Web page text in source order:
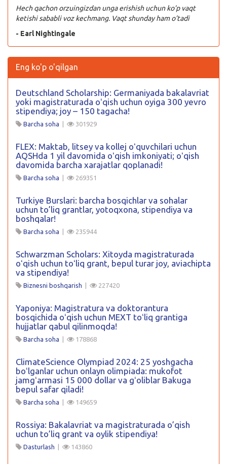
Hech qachon orzuingizdan unga erishish uchun ko’p vaqt
ketishi sababli voz kechmang. Vaqt shunday ham o’tadi
- Earl Nightingale
Eng ko'p o'qilgan
Deutschland Scholarship: Germaniyada bakalavriat
yoki magistraturada oʻqish uchun oyiga 300 yevro
stipendiya; joy – 150 tagacha!
Barcha soha | 301929
FLEX: Maktab, litsey va kollej oʻquvchilari uchun
AQSHda 1 yil davomida oʻqish imkoniyati; oʻqish
davomida barcha xarajatlar qoplanadi!
Barcha soha | 269351
Turkiye Burslari: barcha bosqichlar va sohalar
uchun to’liq grantlar, yotoqxona, stipendiya va
boshqalar!
Barcha soha | 235944
Schwarzman Scholars: Xitoyda magistraturada
oʻqish uchun toʻliq grant, bepul turar joy, aviachipta
va stipendiya!
Biznesni boshqarish | 227420
Yaponiya: Magistratura va doktorantura
bosqichida oʻqish uchun MEXT toʻliq grantiga
hujjatlar qabul qilinmoqda!
Barcha soha | 178868
ClimateScience Olympiad 2024: 25 yoshgacha
boʻlganlar uchun onlayn olimpiada: mukofot
jamgʻarmasi 15 000 dollar va gʻoliblar Bakuga
bepul safar qiladi!
Barcha soha | 149659
Rossiya: Bakalavriat va magistraturada o’qish
uchun to’liq grant va oylik stipendiya!
Dasturlash | 143860